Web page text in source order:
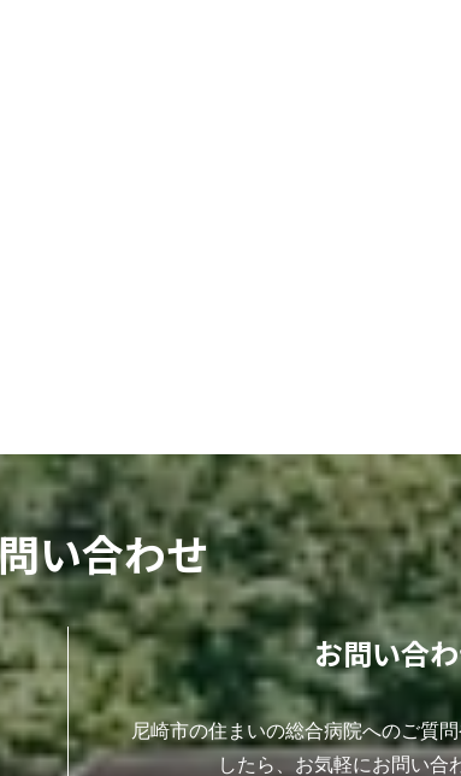
い合わせ
お問い合
尼崎市の住まいの総合病院へのご質
したら、お気軽にお問い合